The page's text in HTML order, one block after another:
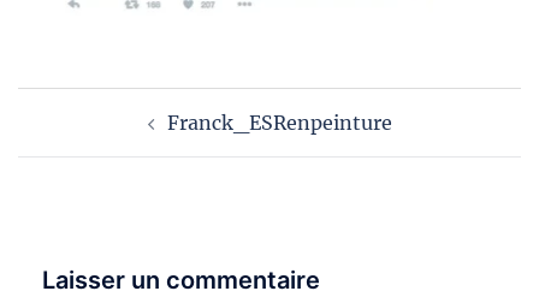
Franck_ESRenpeinture
Laisser un commentaire